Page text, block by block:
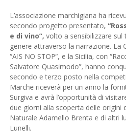
L’associazione marchigiana ha
secondo progetto presentato,
e di vino”, volto a sensibilizzare sul
genere attraverso la narrazione. La
“AIS NO STOP”, e la Sicilia, con
Salvatore Quasimodo”, hanno
secondo e terzo posto nella
Marche riceverà per un anno la
Surgiva e avrà l’opportunità di
due giorni alla scoperta delle origini
Naturale Adamello Brenta e di altri
Lunelli.